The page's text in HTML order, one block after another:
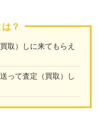
は？
取）しに来てもらえ
って査定（買取）し